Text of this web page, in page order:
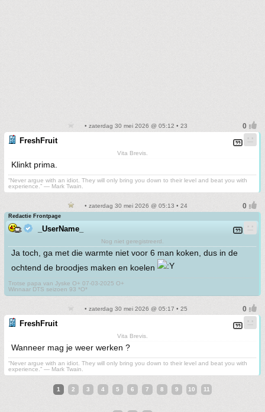
• zaterdag 30 mei 2026 @ 05:12 • 23
FreshFruit
Vita Brevis.
Klinkt prima.
“Never argue with an idiot. They will only bring you down to their level and beat you with
experience.” ― Mark Twain.
• zaterdag 30 mei 2026 @ 05:13 • 24
Redactie Frontpage
_UserName_
Nog niet geregistreerd.
Ja toch, ga met die warmte niet voor 6 man koken, dus in de
ochtend de broodjes maken en koelen
Trotse papa van Jyske O+ 07-03-2025 O+
Winnaar DTS seizoen 93 *O*
• zaterdag 30 mei 2026 @ 05:17 • 25
FreshFruit
Vita Brevis.
Wanneer mag je weer werken ?
“Never argue with an idiot. They will only bring you down to their level and beat you with
experience.” ― Mark Twain.
1 2 3 4 5 6 7 8 9 10 11